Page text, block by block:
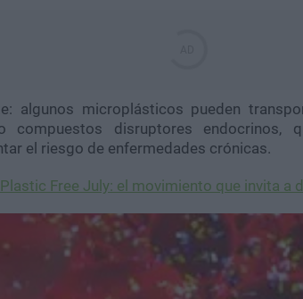
algunos microplásticos pueden
compuestos disruptores endocrinos,
el riesgo de enfermedades crónicas.
Plastic Free July: el movimiento que invita a